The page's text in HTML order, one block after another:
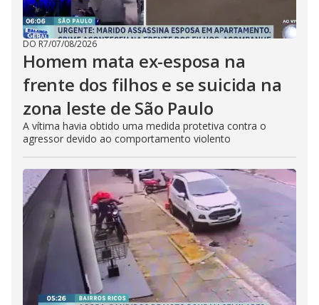
DO R7/07/08/2026
Homem mata ex-esposa na
frente dos filhos e se suicida na
zona leste de São Paulo
A vítima havia obtido uma medida protetiva contra o
agressor devido ao comportamento violento